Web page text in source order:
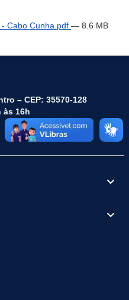
Cabo Cunha.pdf — 8.6 MB
– CEP: 35570-128
às 16h